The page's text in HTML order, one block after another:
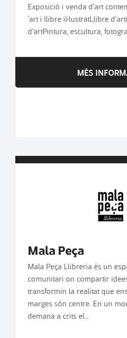
Exposició i venda d'art
´art i llibre il·lustratLlibre
d'artPintura, escultura,
MÉS
Mala Peça
Mala Peça Llibreria és un
comunitari on compartir
transformin la realitat que
marges són centre. En un
demana a crits el…